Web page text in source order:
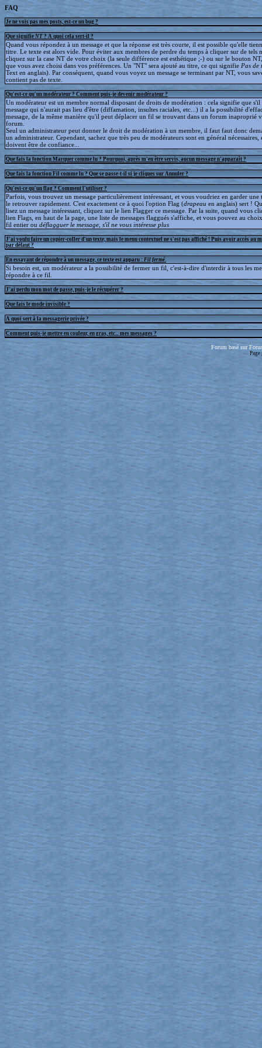
FAQ
Je ne vois pas mes posts, est-ce un bug ?
Que signifie NT ? A quoi cela sert-il ?
Quand vous répondez à un message et que la réponse est très courte, il est possible qu'elle
titre. Le texte est alors vide. Pour éviter aux membres de perdre du temps à cliquer sur de tels
cliquez sur la case NT de votre choix (la seule différence est esthétique ;-) ou sur le bouton
que vous avez choisi dans vos préférences. Un "NT" sera ajouté au titre, ce qui signifie Pas de
Text en anglais). Par conséquent, quand vous voyez un message se terminant par NT, vous
contient pas de texte.
Qu'est-ce qu'un modérateur ? Comment puis-je devenir modérateur ?
Un modérateur est un membre normal disposant de droits de modération : cela signifie que
message qui n'aurait pas lieu d'être (diffamation, insultes raciales, etc...) il a la possibilité
message, de la même manière qu'il peut déplacer un fil se trouvant dans un forum inaproprié
forum.
Seul un administrateur peut donner le droit de modération à un membre, il faut faut donc
un administrateur. Cependant, sachez que très peu de modérateurs sont en général nécessaires,
doivent être de confiance...
Que fais la fonction Marquer comme lu ? Pourquoi, après m'en être servis, aucun message n'apparaît ?
Que fais la fonction Fil comme lu ? Que se passe-t-il si je cliques sur Annuler ?
Qu'est-ce qu'un flag ? Comment l'utiliser ?
Parfois, vous trouvez un message particulièrement intéressant, et vous voudriez en garder une
le retrouver rapidement. C'est exactement ce à quoi l'option Flag (drapeau en anglais) sert !
lisez un message intéressant, cliquez sur le lien Flagger ce message. Par la suite, quand vous
lien Flags, en haut de la page, une liste de messages flaggués s'affiche, et vous pouvez au
fil entier ou déflagguerle message, s'il ne vous intéresse plus
J'ai voulu faire un copier-coller d'un texte, mais le menu contextuel ne s'est pas affiché ! Puis avoir accès au
par défaut ?
En essayant de répondre à un message, ce texte est apparu : Fil fermé
Si besoin est, un modérateur a la possibilité de fermer un fil, c'est-à-dire d'interdir à tous les
répondre à ce fil.
J'ai perdu mon mot de passe, puis-je le récupérer ?
Que fais le mode invisible ?
A quoi sert à la messagerie privée ?
Comment puis-je mettre en couleur, en gras, etc... mes messages ?
Forum basé sur
Page